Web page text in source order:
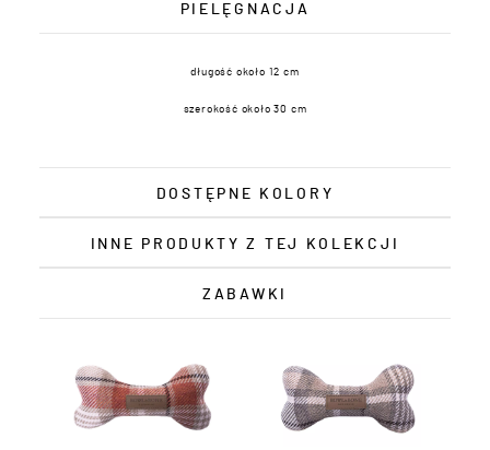
PIELĘGNACJA
długość około 12 cm
szerokość około 30 cm
DOSTĘPNE KOLORY
INNE PRODUKTY Z TEJ KOLEKCJI
ZABAWKI